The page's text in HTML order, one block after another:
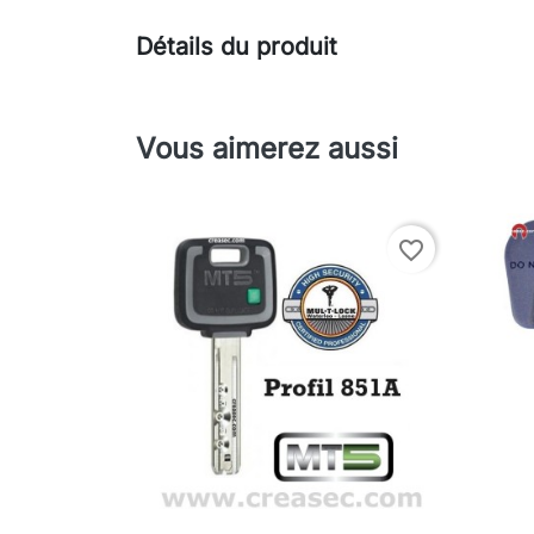
Détails du produit
Vous aimerez aussi
favorite_border